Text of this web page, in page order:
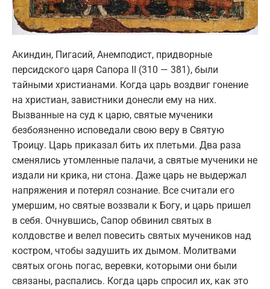
Акиндин, Пигасий, Анемподист, придворные
персидского царя Сапора II (310 — 381), были
тайными христианами. Когда царь воздвиг гонение
на христиан, завистники донесли ему на них.
Вызванные на суд к царю, святые мученики
безбоязненно исповедали свою веру в Святую
Троицу. Царь приказал бить их плетьми. Два раза
сменялись утомленные палачи, а святые мученики не
издали ни крика, ни стона. Даже царь не выдержал
напряжения и потерял сознание. Все считали его
умершим, но святые воззвали к Богу, и царь пришел
в себя. Очнувшись, Сапор обвинил святых в
колдовстве и велел повесить святых мучеников над
костром, чтобы задушить их дымом. Молитвами
святых огонь погас, веревки, которыми они были
связаны, распались. Когда царь спросил их, как это